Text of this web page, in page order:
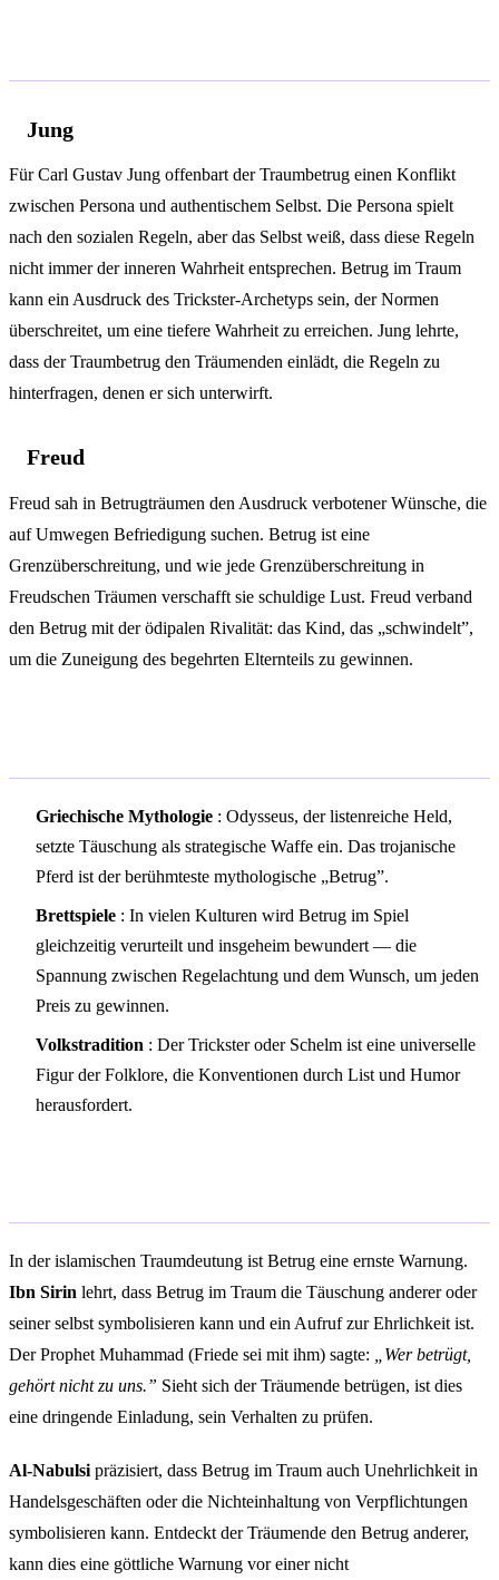
Jung
Für Carl Gustav Jung offenbart der Traumbetrug einen Konflikt
zwischen Persona und authentischem Selbst. Die Persona spielt
nach den sozialen Regeln, aber das Selbst weiß, dass diese Regeln
nicht immer der inneren Wahrheit entsprechen. Betrug im Traum
kann ein Ausdruck des Trickster-Archetyps sein, der Normen
überschreitet, um eine tiefere Wahrheit zu erreichen. Jung lehrte,
dass der Traumbetrug den Träumenden einlädt, die Regeln zu
hinterfragen, denen er sich unterwirft.
Freud
Freud sah in Betrugträumen den Ausdruck verbotener Wünsche, die
auf Umwegen Befriedigung suchen. Betrug ist eine
Grenzüberschreitung, und wie jede Grenzüberschreitung in
Freudschen Träumen verschafft sie schuldige Lust. Freud verband
den Betrug mit der ödipalen Rivalität: das Kind, das „schwindelt”,
um die Zuneigung des begehrten Elternteils zu gewinnen.
Griechische Mythologie : Odysseus, der listenreiche Held,
setzte Täuschung als strategische Waffe ein. Das trojanische
Pferd ist der berühmteste mythologische „Betrug”.
Brettspiele : In vielen Kulturen wird Betrug im Spiel
gleichzeitig verurteilt und insgeheim bewundert — die
Spannung zwischen Regelachtung und dem Wunsch, um jeden
Preis zu gewinnen.
Volkstradition : Der Trickster oder Schelm ist eine universelle
Figur der Folklore, die Konventionen durch List und Humor
herausfordert.
In der islamischen Traumdeutung ist Betrug eine ernste Warnung.
Ibn Sirin lehrt, dass Betrug im Traum die Täuschung anderer oder
seiner selbst symbolisieren kann und ein Aufruf zur Ehrlichkeit ist.
Der Prophet Muhammad (Friede sei mit ihm) sagte:
„Wer betrügt,
gehört nicht zu uns.” Sieht sich der Träumende betrügen, ist dies
eine dringende Einladung, sein Verhalten zu prüfen.
Al-Nabulsi präzisiert, dass Betrug im Traum auch Unehrlichkeit in
Handelsgeschäften oder die Nichteinhaltung von Verpflichtungen
symbolisieren kann. Entdeckt der Träumende den Betrug anderer,
kann dies eine göttliche Warnung vor einer nicht